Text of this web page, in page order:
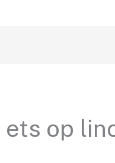
ets op